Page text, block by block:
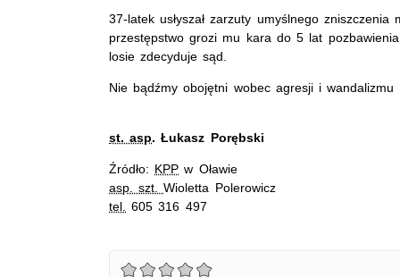
37-latek usłyszał zarzuty umyślnego zniszczenia
przestępstwo grozi mu kara do 5 lat
losie zdecyduje sąd.
Nie bądźmy obojętni wobec agresji i
st. asp. Łukasz Porębski
Źródło: KPP w Oławie
asp. szt.Wioletta Polerowicz
tel.
605 316 497